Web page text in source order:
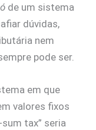
de um sistema
dúvidas,
nem
pode ser.
em que
valores fixos
tax” seria